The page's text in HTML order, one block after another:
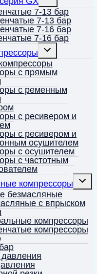
дочернее
меню
7-13 бар
7-13 бар
7-16 бар
7-16 бар
Переключить
дочернее
меню
с прямым
с ременным
с ресивером и
с ресивером и
осушителем
с осушителем
с частотным
компрессоры
меню
безмасляные
с впрыском
компрессоры
компрессоры